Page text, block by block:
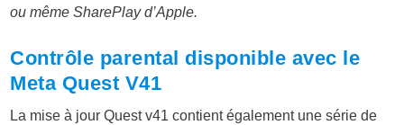
ou même SharePlay d’Apple.
Contrôle parental disponible avec le
Meta Quest V41
La mise à jour Quest v41 contient également une série de